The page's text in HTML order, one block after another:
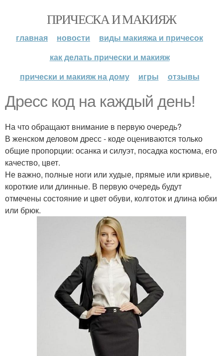
ПРИЧЕСКА И МАКИЯЖ
главная новости
виды макияжа и причесок
как делать прически и макияж
прически и макияж на дому
игры отзывы
Дресс код на каждый день!
На что обращают внимание в первую очередь?
В женском деловом дресс - коде оцениваются только
общие пропорции: осанка и силуэт, посадка костюма, его
качество, цвет.
Не важно, полные ноги или худые, прямые или кривые,
короткие или длинные. В первую очередь будут
отмечены состояние и цвет обуви, колготок и длина юбки
или брюк.